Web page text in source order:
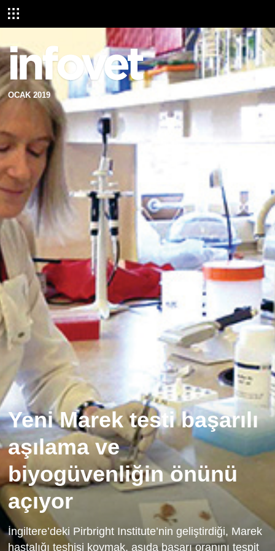
OCAK 2019
Yeni Marek testi başarılı
aşılama ve
biyogüvenliğin önünü
açıyor
İngiltere’deki Pirbright Institute’nin geliştirdiği, Marek
hastalığı teşhisi koymak, aşıda başarı oranını tespit